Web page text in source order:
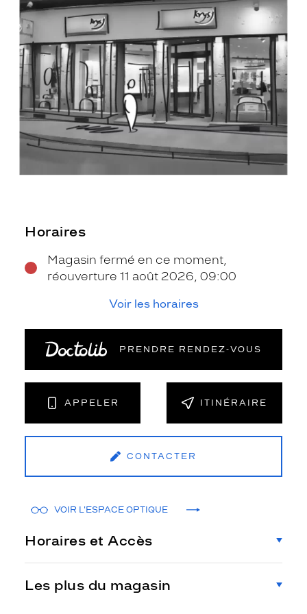
Horaires
Magasin fermé en ce moment,
réouverture 11 août 2026, 09:00
Voir les horaires
PRENDRE RENDEZ‑VOUS
APPELER ITINÉRAIRE
CONTACTER
VOIR L'ESPACE OPTIQUE
Horaires et Accès
Les plus du magasin